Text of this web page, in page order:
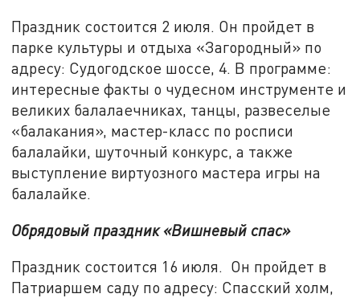
Праздник состоится 2 июля. Он пройдет в
парке культуры и отдыха «Загородный» по
адресу: Судогодское шоссе, 4. В программе:
интересные факты о чудесном инструменте и
великих балалаечниках, танцы, развеселые
«балакания», мастер-класс по росписи
балалайки, шуточный конкурс, а также
выступление виртуозного мастера игры на
балалайке.
Обрядовый праздник «Вишневый спас»
Праздник состоится 16 июля. Он пройдет в
Патриаршем саду по адресу: Спасский холм,